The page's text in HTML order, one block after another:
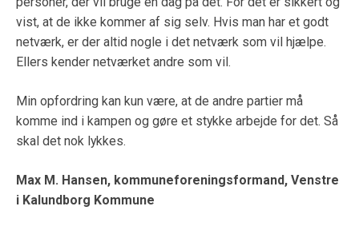
vist, at de ikke kommer af sig selv. Hvis man har et godt
netværk, er der altid nogle i det netværk som vil hjælpe.
Ellers kender netværket andre som vil.
Min opfordring kan kun være, at de andre partier må
komme ind i kampen og gøre et stykke arbejde for det. Så
skal det nok lykkes.
Max M. Hansen, kommuneforeningsformand, Venstre
i Kalundborg Kommune